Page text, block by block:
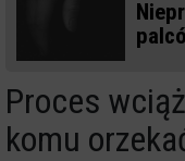
Proces
komu